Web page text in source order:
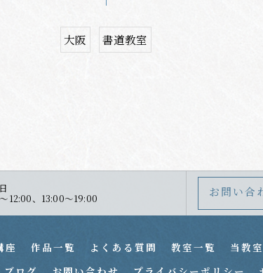
大阪 書道教室
12:00、13:00～19:00
お問い合
座 作品一覧 よくある質問 教室一覧
当教